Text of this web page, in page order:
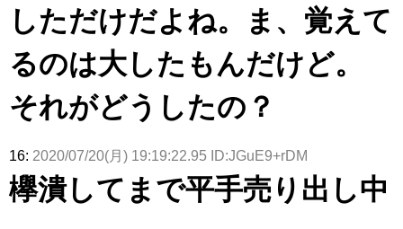
しただけだよね。ま、覚えて
るのは大したもんだけど。
それがどうしたの？
16: 2020/07/20(月) 19:19:22.95 ID:JGuE9+rDM
欅潰してまで平手売り出し中